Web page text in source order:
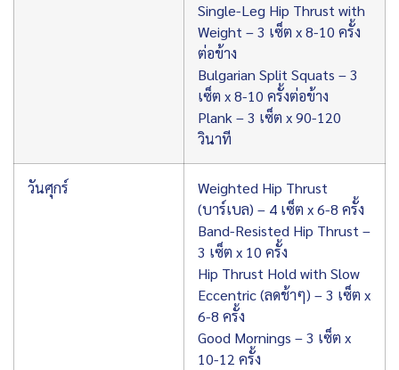
Single-Leg Hip Thrust with
Weight – 3 เซ็ต x 8-10 ครั้ง
ต่อข้าง
Bulgarian Split Squats – 3
เซ็ต x 8-10 ครั้งต่อข้าง
Plank – 3 เซ็ต x 90-120
วินาที
วันศุกร์
Weighted Hip Thrust
(บาร์เบล) – 4 เซ็ต x 6-8 ครั้ง
Band-Resisted Hip Thrust –
3 เซ็ต x 10 ครั้ง
Hip Thrust Hold with Slow
Eccentric (ลดช้าๆ) – 3 เซ็ต x
6-8 ครั้ง
Good Mornings – 3 เซ็ต x
10-12 ครั้ง